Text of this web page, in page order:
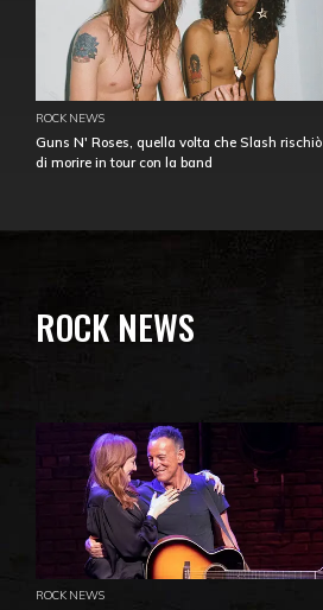
ROCK NEWS
Guns N' Roses, quella volta che Slash rischiò
di morire in tour con la band
ROCK NEWS
ROCK NEWS